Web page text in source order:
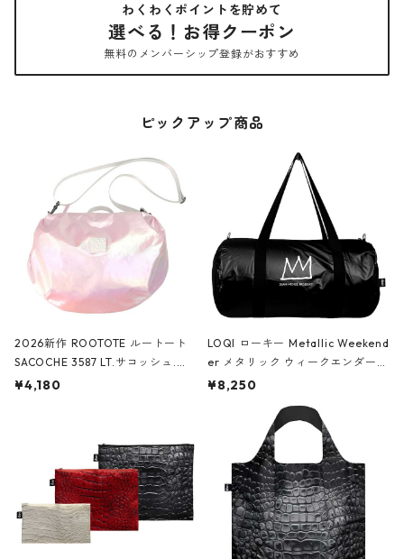
わくわくポイントを貯めて
選べる！お得クーポン
無料のメンバーシップ登録がおすすめ
ピックアップ商品
2026新作 ROOTOTE ルートート
SACOCHE 3587 LT.サコッシュ.ル
ミエ-B ショルダーバッグ グロスピ
¥4,180
LOQI ローキー Metallic Weekend
er メタリック ウィークエンダー
ボストンバッグ ショルダーバッグ
Black ジャン=ミッシェル・バスキ
ア/クラウン ブラック
¥8,250